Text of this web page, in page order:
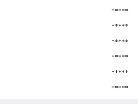
*****
*****
*****
*****
*****
*****